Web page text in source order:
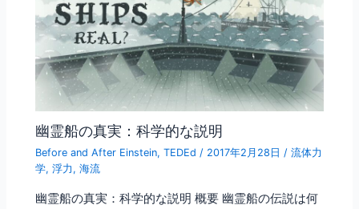
幽霊船の真実：科学的な説明
Before and After Einstein,TEDEd / 2017年2月28日/流体力
学,浮力 ,海流
幽霊船の真実：科学的な説明 概要 幽霊船の伝説は何